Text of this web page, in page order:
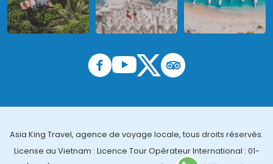
Asia King Travel, agence de voyage locale, tous droits réservés.
License au Vietnam : Licence Tour Opérateur International : 01-